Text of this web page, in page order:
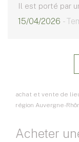
Il est porté par
15/04/2026 -
achat et vente de
région Auvergne-
Acheter